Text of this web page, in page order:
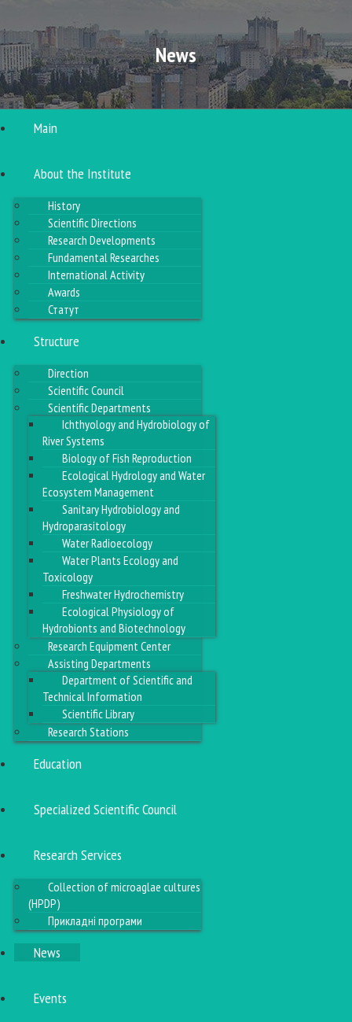
Main
About the Institute
History
Scientific Directions
Research Developments
Fundamental Researches
International Activity
Awards
Статут
Structure
Direction
Scientific Council
Scientific Departments
Ichthyology and Hydrobiology of
River Systems
Biology of Fish Reproduction
Ecological Hydrology and Water
Ecosystem Management
Sanitary Hydrobiology and
Hydroparasitology
Water Radioecology
Water Plants Ecology and
Toxicology
Freshwater Hydrochemistry
Ecological Physiology of
Hydrobionts and Biotechnology
Research Equipment Center
Assisting Departments
Department of Scientific and
Technical Information
Scientific Library
Research Stations
Education
Specialized Scientific Council
Research Services
Collection of microaglae cultures
(HPDP)
Прикладні програми
News
Events
News